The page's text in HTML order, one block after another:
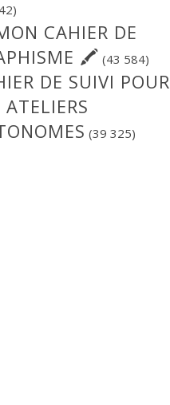
CAHIER DE
🖍 (43 584)
DE SUIVI POUR
ATELIERS
(39 325)